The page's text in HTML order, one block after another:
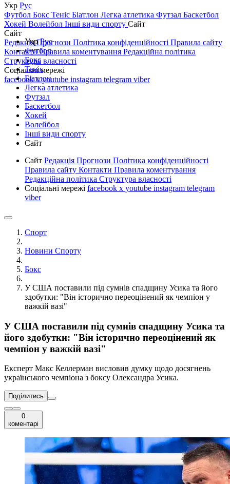
Укр Рус
Футбол Бокс Теніс Біатлон Легка атлетика Футзал Баскетбол
Хокей Волейбол Інші види спорту Сайт
Сайт
РедакціяПрогнози Політика конфіденційності Правила сайту
КонтактиПравила коментування Редакційна політика
Структура власності
Соціальні мережі
facebookxyoutube instagram telegram viber
УкрРус
Футбол
Бокс
Теніс
Біатлон
Легка атлетика
Футзал
Баскетбол
Хокей
Волейбол
Інші види спорту
Сайт
Сайт Редакція Прогнози Політика конфіденційності
Правила сайту Контакти Правила коментування
Редакційна політика Структура власності
Соціальні мережі facebook x youtube instagram telegram
viber
Спорт
Новини Спорту
Бокс
У США поставили під сумнів спадщину Усика та його
здобутки: "Він історично переоцінений як чемпіон у
важкій вазі"
У США поставили під сумнів спадщину Усика та
його здобутки: "Він історично переоцінений як
чемпіон у важкій вазі"
Експерт Макс Келлерман висловив думку щодо досягнень
українського чемпіона з боксу Олександра Усика.
Поділитись
0
коментарі